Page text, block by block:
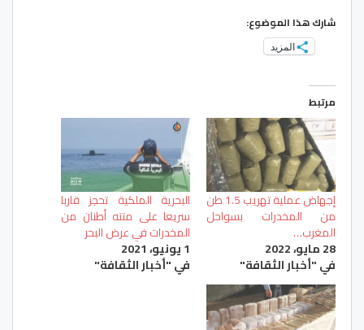
شارك هذا الموضوع:
المزيد
مرتبط
إجهاض عملية تهريب 1.5 طن
من المخدرات بسواحل
المغرب…
28 مايو، 2022
في "أخبار الثقافة"
البحرية الملكية تحجز قاربا
سريعا على متنه أطنان من
المخدرات في عرض البحر
1 يونيو، 2021
في "أخبار الثقافة"